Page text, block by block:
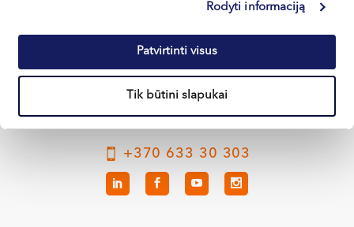
Rodyti informaciją
Patvirtinti visus
Tik būtini slapukai
+370 633 30 303